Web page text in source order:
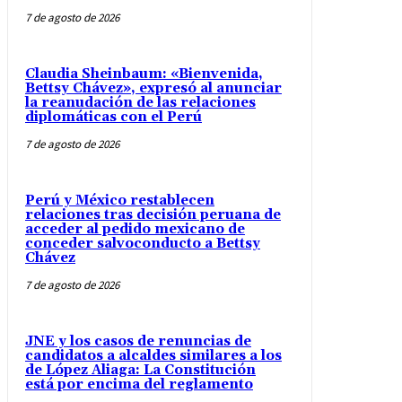
7 de agosto de 2026
Claudia Sheinbaum: «Bienvenida,
Bettsy Chávez», expresó al anunciar
la reanudación de las relaciones
diplomáticas con el Perú
7 de agosto de 2026
Perú y México restablecen
relaciones tras decisión peruana de
acceder al pedido mexicano de
conceder salvoconducto a Bettsy
Chávez
7 de agosto de 2026
JNE y los casos de renuncias de
candidatos a alcaldes similares a los
de López Aliaga: La Constitución
está por encima del reglamento